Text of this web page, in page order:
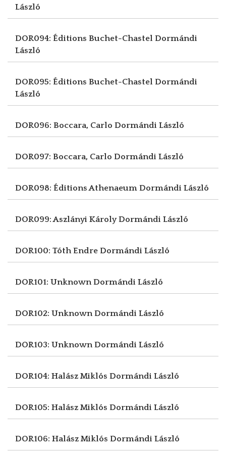
László
DOR094: Éditions Buchet-Chastel Dormándi
László
DOR095: Éditions Buchet-Chastel Dormándi
László
DOR096: Boccara, Carlo Dormándi László
DOR097: Boccara, Carlo Dormándi László
DOR098: Éditions Athenaeum Dormándi László
DOR099: Aszlányi KárolyDormándi László
DOR100: Tóth Endre Dormándi László
DOR101: UnknownDormándi László
DOR102: UnknownDormándi László
DOR103: UnknownDormándi László
DOR104: Halász Miklós Dormándi László
DOR105: Halász Miklós Dormándi László
DOR106: Halász Miklós Dormándi László